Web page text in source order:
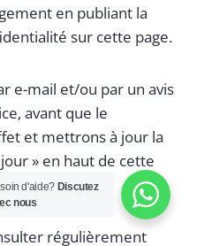
en publiant la
sur cette page.
e-mail et/ou par un avis
avant que le
et mettrons à jour la
» en haut de cette
régulièrement
d'aide? Discutez
nous